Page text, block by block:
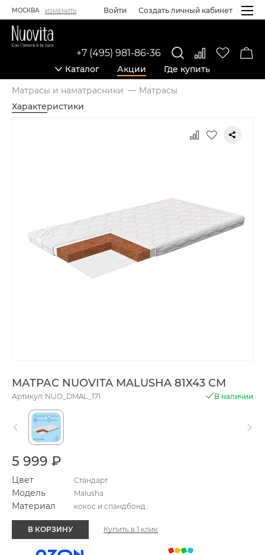
МОСКВА ИЗМЕНИТЬ Войти Создать личный кабинет
Каталог Акции Где купить
+7 (495) 981-86-36
Матрасы и наматрасники
Матрасы
Характеристики
МАТРАС NUOVITA MALUSHA 81Х43 СМ
Артикул: NUO_DMAL_171 В наличии
5 999 ₽
Цвет Стандарт
Модель Malusha
Материал кокос и спандбонд
В КОРЗИНУ Купить в 1 клик